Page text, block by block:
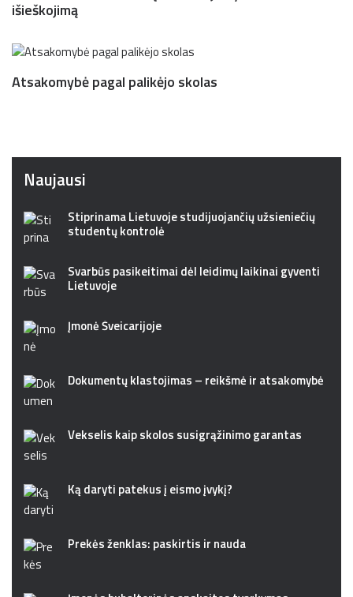
išieškojimą
Atsakomybė pagal palikėjo skolas
Naujausi
Stiprinama Lietuvoje studijuojančių užsieniečių
studentų kontrolė
Svarbūs pasikeitimai dėl leidimų laikinai gyventi
Lietuvoje
Įmonė Šveicarijoje
Dokumentų klastojimas – reikšmė ir atsakomybė
Vekselis kaip skolos susigrąžinimo garantas
Ką daryti patekus į eismo įvykį?
Prekės ženklas: paskirtis ir nauda